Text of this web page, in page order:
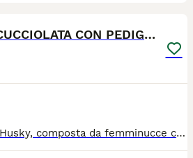
SIBERIAN HUSKY CUCCIOLATA CON PEDIGREE
Cucciolata di Siberian Husky, composta da femminucce con occhi eterocromi e mantello silver grey, nate il 27 aprile. Le cucciole vengono cedute con: microchip, passaggio di proprietà, vaccinazioni, libretto sanitario, alimentazione a base di cibo fresco. Genitori visibili, con ottimo carattere dolce. Abbiamo svolto un' accurata socializzazione, verso: ambienti diversi, bambini, persone nuove, rumori forti e cani di razze diverse. Hanno imparato, diverse attitudini: non aver paura dei rumori forti, viaggiare in ⁰auto, rispondere prontamente al richiamo, sporcare sulla traversina, o scegliere un determinato luogo in giardino dove liberarsi. Hanno pertanto acquisito un' indipendenza corretta, di modo che, una volta nella nuova famiglia, non possano soffrire lo stress da separazione materna. Abbiamo raccolto quanto descritto sopra in foto e video, che possiamo girare tramite Whatsapp o mail